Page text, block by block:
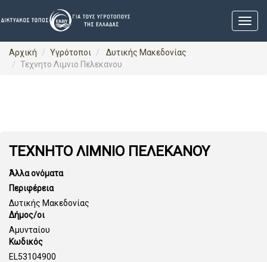
Αρχική Υγρότοποι
Δυτικής Μακεδονίας
Τεχνητο Λιμνιο Πελεκανου
ΤΕΧΝΗΤΟ ΛΙΜΝΙΟ ΠΕΛΕΚΑΝΟΥ
Άλλα ονόματα
Περιφέρεια
Δυτικής Μακεδονίας
Δήμος/οι
Αμυνταίου
Κωδικός
EL53104900